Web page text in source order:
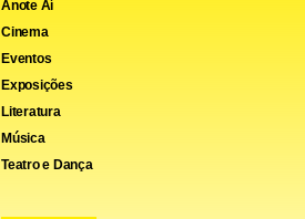
Anote Aí
Cinema
Eventos
Exposições
Literatura
Música
Teatro e Dança